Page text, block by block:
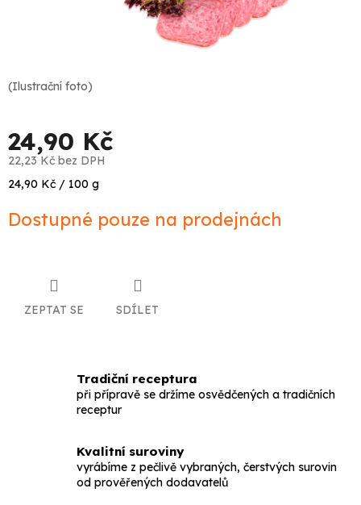
(Ilustrační foto)
24,90 Kč
22,23 Kč bez DPH
Měrná
24,90 Kč / 100 g
Dostupné pouze na prodejnách
ZEPTAT SE SDÍLET
Tradiční receptura
při přípravě se držíme osvědčených a tradičních
receptur
Kvalitní suroviny
vyrábíme z pečlivě vybraných, čerstvých surovin
od prověřených dodavatelů